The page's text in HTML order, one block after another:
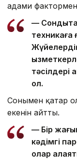
адами
—
техникаға
тәсілдері
ол.
Сонымен қатар
екенін айтты.
— Бір
кәдімгі
олар